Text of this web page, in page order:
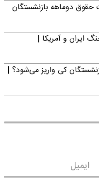
حقوق دوماهه بازنشستگان
ایران و آمریکا |
کی واریز می‌شود؟ |
ایمیل